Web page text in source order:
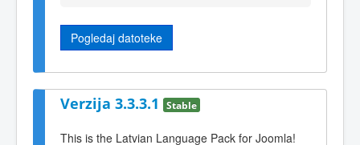
Pogledaj datoteke
Verzija 3.3.3.1 Stable
This is the Latvian Language Pack for Joomla!